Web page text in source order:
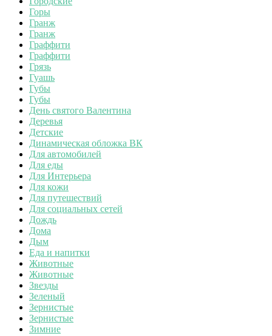
Горы
Гранж
Гранж
Граффити
Граффити
Грязь
Гуашь
Губы
Губы
День святого Валентина
Деревья
Детские
Динамическая обложка ВК
Для автомобилей
Для еды
Для Интерьера
Для кожи
Для путешествий
Для социальных сетей
Дождь
Дома
Дым
Еда и напитки
Животные
Животные
Звезды
Зеленый
Зернистые
Зернистые
Зимние